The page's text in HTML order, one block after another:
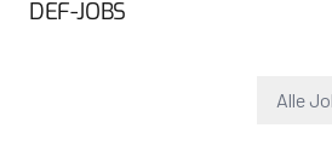
DEF-JOBS